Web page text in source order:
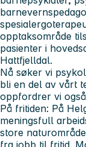
opptaksområde
pasienter i
Hattfjelldal.
Nå søker vi
bli en del av vårt
oppfordrer vi
På fritiden: På
meningsfull
store
fra jobb til fritid.